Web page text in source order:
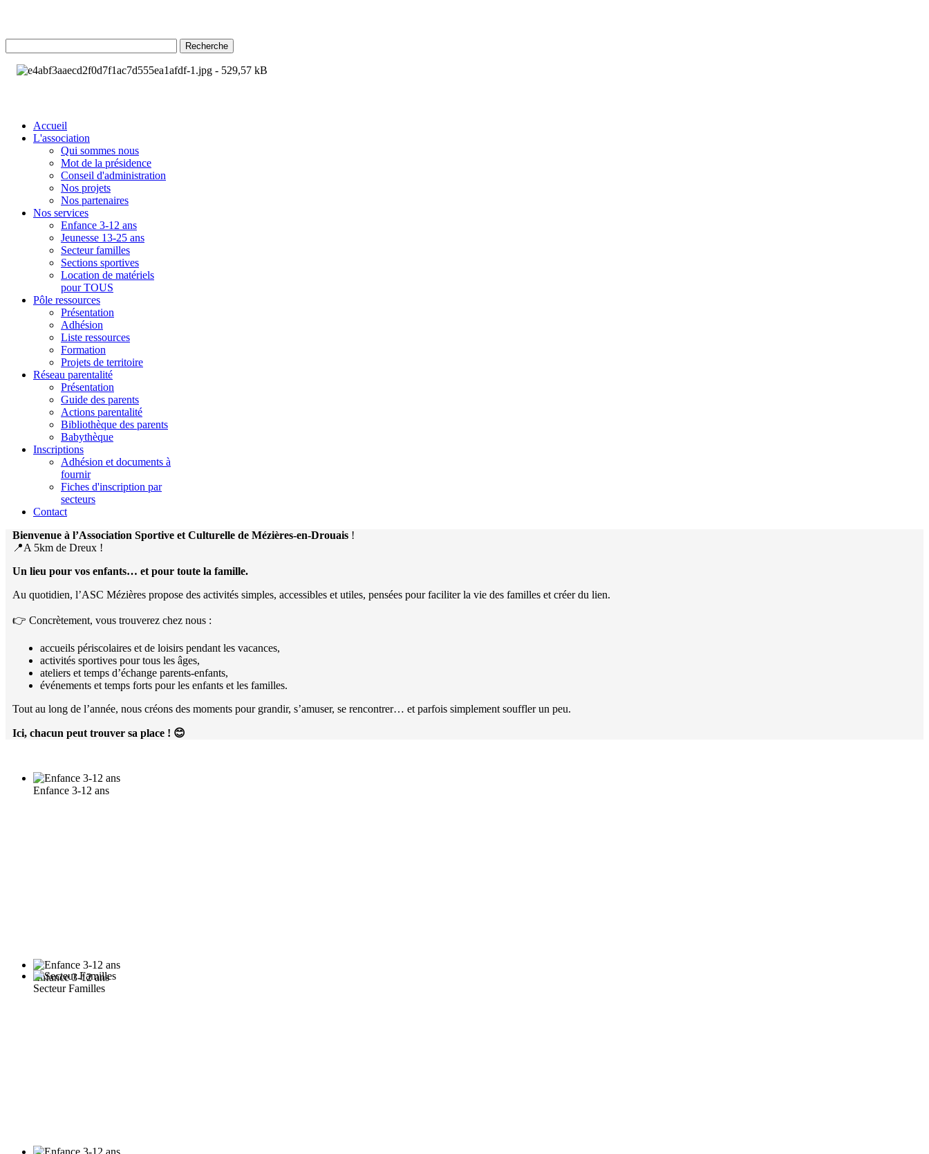
Recherche
Accueil
L'association
Qui sommes nous
Mot de la présidence
Conseil d'administration
Nos projets
Nos partenaires
Nos services
Enfance 3-12 ans
Jeunesse 13-25 ans
Secteur familles
Sections sportives
Location de matériels
pour TOUS
Pôle ressources
Présentation
Adhésion
Liste ressources
Formation
Projets de territoire
Réseau parentalité
Présentation
Guide des parents
Actions parentalité
Bibliothèque des parents
Babythèque
Inscriptions
Adhésion et documents à
fournir
Fiches d'inscription par
secteurs
Contact
Bienvenue à l’Association Sportive et Culturelle de Mézières-en-Drouais !
📍A 5km de Dreux !
Un lieu pour vos enfants… et pour toute la famille.
Au quotidien, l’ASC Mézières propose des activités simples, accessibles et utiles, pensées pour faciliter la vie des familles et créer du lien.
👉 Concrètement, vous trouverez chez nous :
accueils périscolaires et de loisirs pendant les vacances,
activités sportives pour tous les âges,
ateliers et temps d’échange parents-enfants,
événements et temps forts pour les enfants et les familles.
Tout au long de l’année, nous créons des moments pour grandir, s’amuser, se rencontrer… et parfois simplement souffler un peu.
Ici, chacun peut trouver sa place ! 😊
Enfance 3-12 ans
Enfance 3-12 ans
Secteur Familles